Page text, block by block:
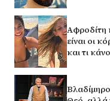
Αφροδίτη
είναι οι
και τι